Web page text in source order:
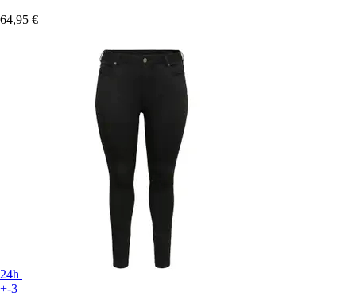
64,95 €
24h
+-3